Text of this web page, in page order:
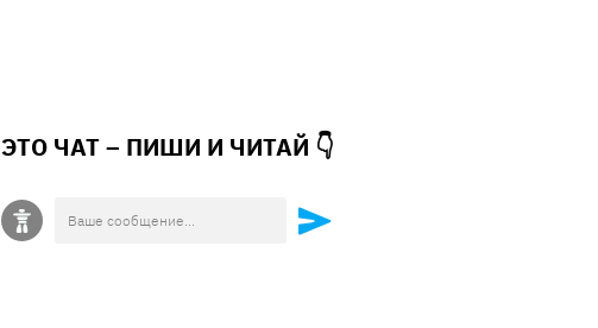
ЭТО ЧАТ – ПИШИ И ЧИТАЙ 👇